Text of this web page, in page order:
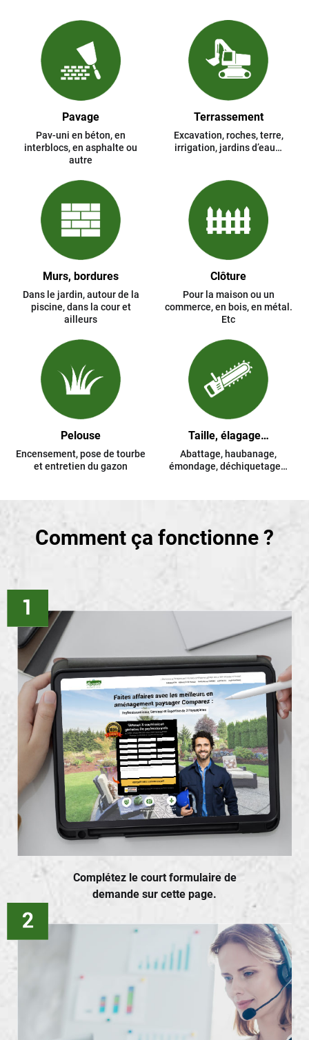
Pavage
Pav-uni en béton, en
interblocs, en asphalte ou
autre
Terrassement
Excavation, roches, terre,
irrigation, jardins d’eau…
Murs, bordures
Dans le jardin, autour de la
piscine, dans la cour et
ailleurs
Clôture
Pour la maison ou un
commerce, en bois, en métal.
Etc
Pelouse
Encensement, pose de tourbe
et entretien du gazon
Taille, élagage…
Abattage, haubanage,
émondage, déchiquetage…
Comment ça fonctionne ?
Complétez le court formulaire de
demande sur cette page.